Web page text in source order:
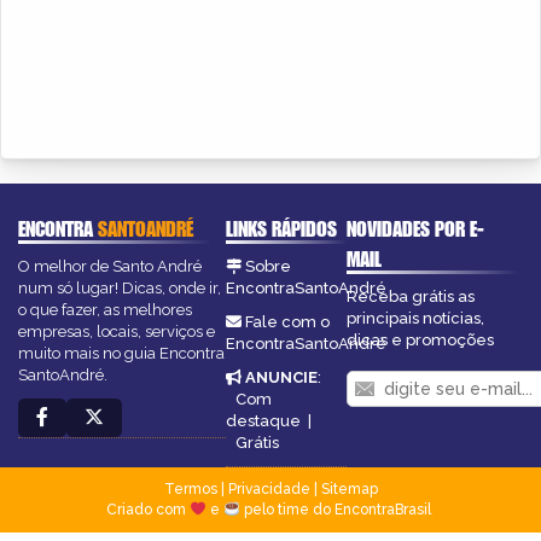
ENCONTRASANTOANDRÉ
O melhor de Santo André
num só lugar! Dicas, onde ir,
o que fazer, as melhores
empresas, locais, serviços e
muito mais no guia Encontra
SantoAndré.
LINKS RÁPIDOS
Sobre
EncontraSantoAndré
Fale com o
EncontraSantoAndré
ANUNCIE:
Com
destaque |
Grátis
NOVIDADES POR E-
MAIL
Receba grátis as
principais notícias,
dicas e promoções
Termos| Privacidade
Sitemap
Criado com
e pelo time do EncontraBrasil